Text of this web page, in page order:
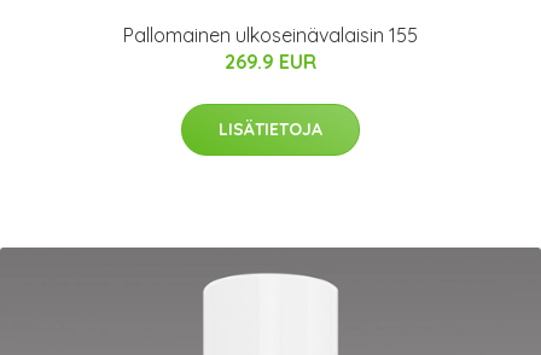
Pallomainen ulkoseinävalaisin 155
269.9 EUR
LISÄTIETOJA